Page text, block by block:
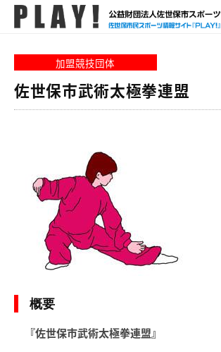
L
A
Y
!
世
市
ス
加盟競技団体
佐世保市武術太極拳連盟
概要
『佐世保市武術太極拳連盟』
P
L
Y
!